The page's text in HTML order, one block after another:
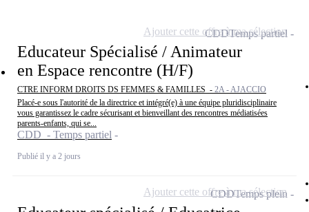
Educateur Spécialisé / Animateur
en Espace rencontre (H/F)
CTRE INFORM DROITS DS FEMMES & FAMILLES - 2A - AJACCIO
Placé-e sous l'autorité de la directrice et intégré(e) à une équipe pluridisciplinaire
vous garantissez le cadre sécurisant et bienveillant des rencontres médiatisées
parents-enfants, qui se...
CDD - Temps partiel
Publié il y a 2 jours
CDDTemps partiel
Ajouter cette offre à ma sélection
CDDTemps plein
Ajouter cette offre à ma sélection